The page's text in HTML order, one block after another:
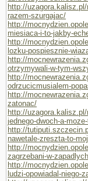
http://
razem-szurgajac/
http://
miesiaca-i-to-jakby-
http://
lozku-pospiesznie-
http://
otrzymywali-w-tym-
http://
odrzucicmusialem-
http://
zatonac/
http://
jednego-dwoch-a-
http://
nawetale-zreszta-to-
http://
zagrzebani-w-
http://
ludzi-opowiadal-niego-